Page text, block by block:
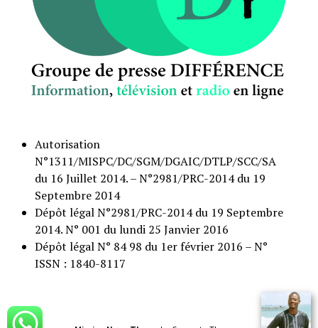
Autorisation
N°1311/MISPC/DC/SGM/DGAIC/DTLP/SCC/SA
du 16 Juillet 2014. – N°2981/PRC-2014 du 19
Septembre 2014
Dépôt légal N°2981/PRC-2014 du 19 Septembre
2014. N° 001 du lundi 25 Janvier 2016
Dépôt légal N° 84 98 du 1er février 2016 – N°
ISSN : 1840-8117